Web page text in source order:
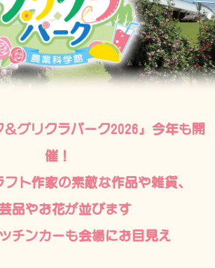
＆グリクラパーク2026」今年も開
催！
ト作家の素敵な作品や雑貨、
品やお花が並びます
チンカーも会場にお目見え